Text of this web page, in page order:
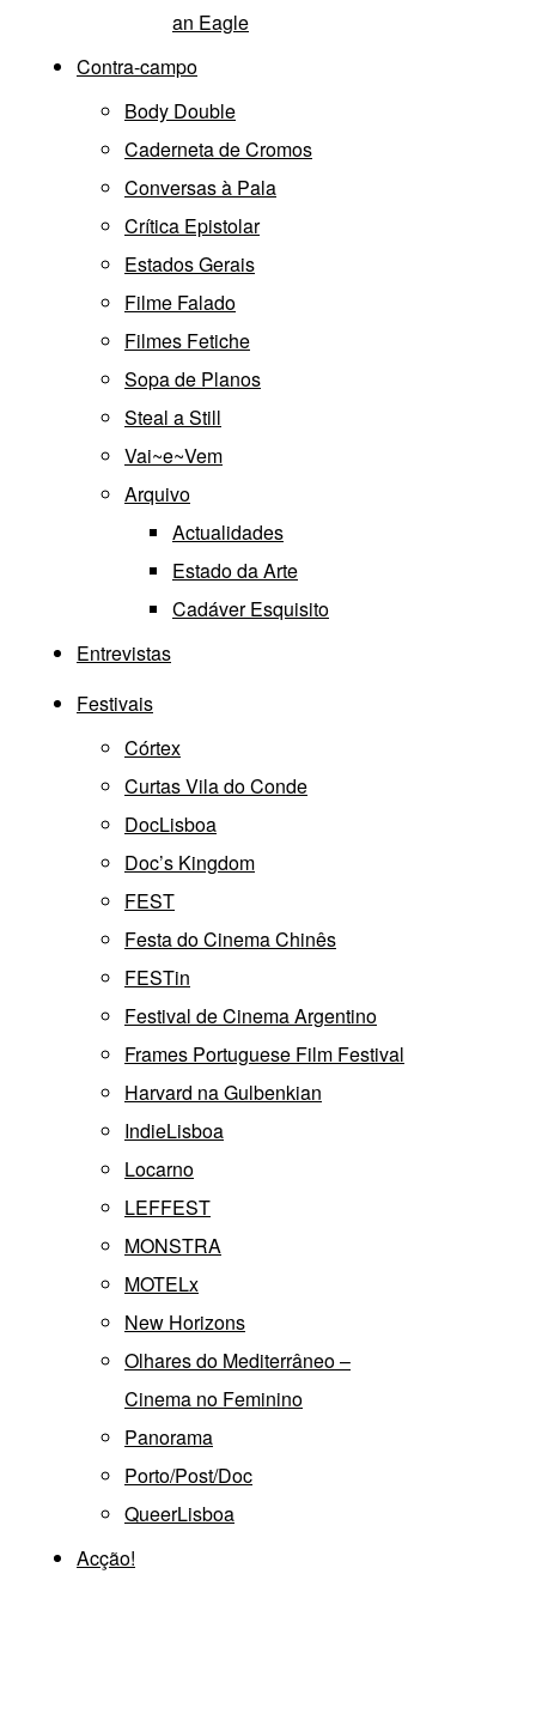
an Eagle
Contra-campo
Body Double
Caderneta de Cromos
Conversas à Pala
Crítica Epistolar
Estados Gerais
Filme Falado
Filmes Fetiche
Sopa de Planos
Steal a Still
Vai~e~Vem
Arquivo
Actualidades
Estado da Arte
Cadáver Esquisito
Entrevistas
Festivais
Córtex
Curtas Vila do Conde
DocLisboa
Doc’s Kingdom
FEST
Festa do Cinema Chinês
FESTin
Festival de Cinema Argentino
Frames Portuguese Film Festival
Harvard na Gulbenkian
IndieLisboa
Locarno
LEFFEST
MONSTRA
MOTELx
New Horizons
Olhares do Mediterrâneo –
Cinema no Feminino
Panorama
Porto/Post/Doc
QueerLisboa
Acção!